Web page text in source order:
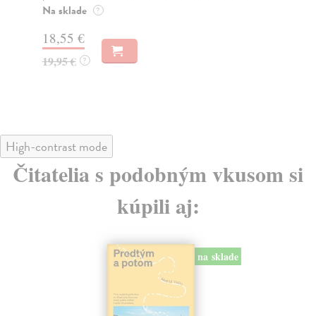
Na sklade ?
31,21 €
32,85 € ?
High-contrast mode
Čitatelia s podobným vkusom si
kúpili aj: